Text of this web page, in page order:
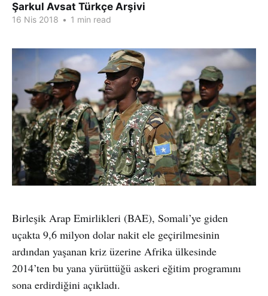
Şarkul Avsat Türkçe Arşivi
16 Nis 2018 • 1 min read
Birleşik Arap Emirlikleri (BAE), Somali’ye giden
uçakta 9,6 milyon dolar nakit ele geçirilmesinin
ardından yaşanan kriz üzerine Afrika ülkesinde
2014’ten bu yana yürüttüğü askeri eğitim programını
sona erdirdiğini açıkladı.